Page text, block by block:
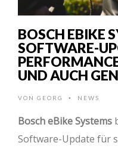
BOSCH EBIKE
SOFTWARE-
UND AUCH
VON GEORG • NEWS
Bosch eBike Systems
Software-Update für